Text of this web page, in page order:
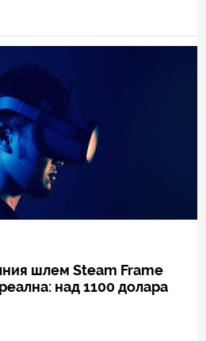
шлем Steam Frame
над 1100 долара